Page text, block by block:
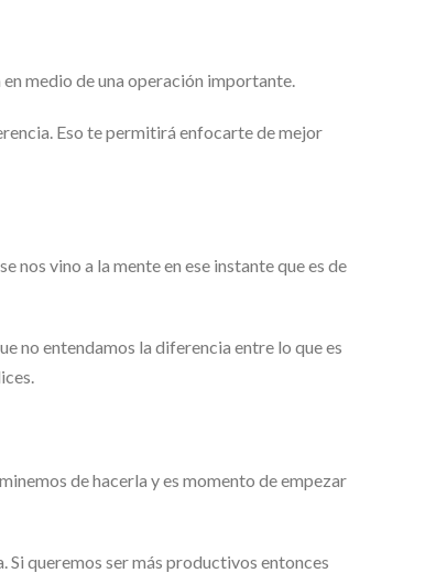
medio de una operación importante.
Eso te permitirá enfocarte de mejor
nos vino a la mente en ese instante que es de
no entendamos la diferencia entre lo que es
de hacerla y es momento de empezar
Si queremos ser más productivos entonces